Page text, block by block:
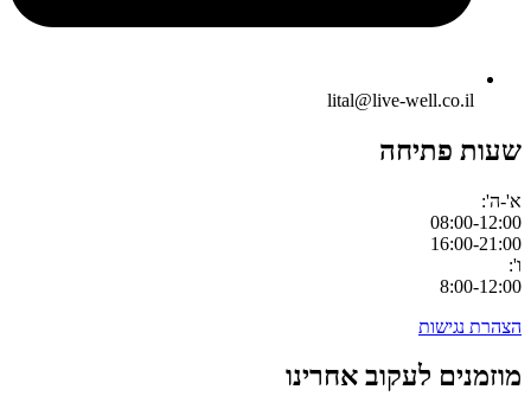
lital@live-well.co.il
שעות פתיחה
א'-ה':
08:00-12:00
16:00-21:00
ו':
8:00-12:00
הצהרת נגישות
מוזמנים לעקוב אחרינו